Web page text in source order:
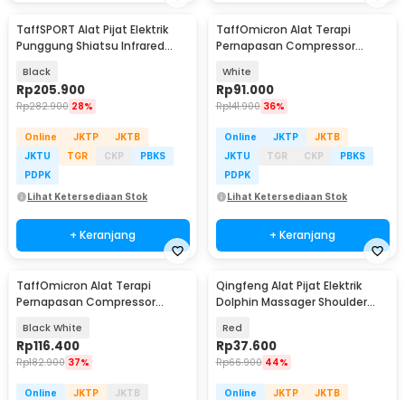
TaffSPORT Alat Pijat Elektrik
Punggung Shiatsu Infrared
Black
Rp205.900
Rp282.900 28%
Online JKTP
JKTB
JKTU
TGR CKP
PBKS
PDPK
Lihat Ketersediaan Stok
+ Keranjang
TaffOmicron Alat Terapi
Pernapasan Compressor
White
Rp91.000
Rp141.900 36%
Online JKTP
JKTB
JKTU
TGR CKP
PBKS
PDPK
Lihat Ketersediaan Stok
+ Keranjang
TaffOmicron Alat Terapi
Pernapasan Compressor
Black White
Rp116.400
Rp182.900 37%
Online JKTP
JKTB
Qingfeng Alat Pijat Elektrik
Dolphin Massager Shoulder
Red
Rp37.600
Rp66.900 44%
Online JKTP
JKTB